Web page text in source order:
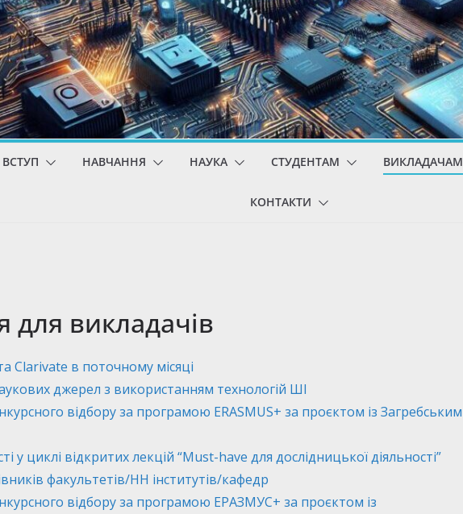
ВСТУП НАВЧАННЯ НАУКА СТУДЕНТАМ ВИКЛАДАЧАМ
КОНТАКТИ
викладачів
Clarivate в поточному місяці
джерел з використанням технологій ШІ
відбору за програмою ERASMUS+ за проєктом із Загребським
у циклі відкритих лекцій “Must-have для дослідницької діяльності”
факультетів/НН інститутів/кафедр
відбору за програмою ЕРАЗМУС+ за проєктом із